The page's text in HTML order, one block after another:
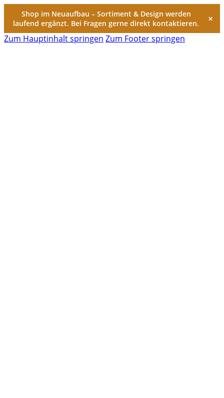
Shop im Neuaufbau – Sortiment & Design werden
laufend ergänzt. Bei Fragen gerne direkt kontaktieren.
×
Zum Hauptinhalt springen Zum Footer springen